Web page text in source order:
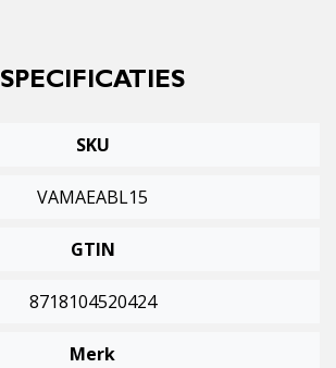
SPECIFICATIES
SKU
VAMAEABL15
GTIN
8718104520424
Merk